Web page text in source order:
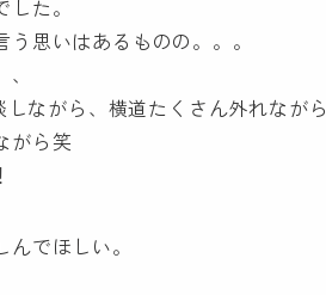
た。
思いはあるものの。。。
しながら、横道たくさん外れなが
がら笑
でほしい。